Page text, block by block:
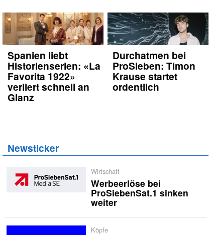
Spanien liebt
Historienserien: «La
Favorita 1922»
verliert schnell an
Glanz
Durchatmen bei
ProSieben: Timon
Krause startet
ordentlich
Newsticker
Wirtschaft
Werbeerlöse bei
ProSiebenSat.1 sinken
weiter
Köpfe